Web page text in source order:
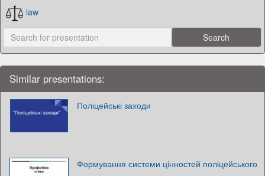
law
Similar presentations:
Поліцейські заходи
Формування системи цінностей поліцейського